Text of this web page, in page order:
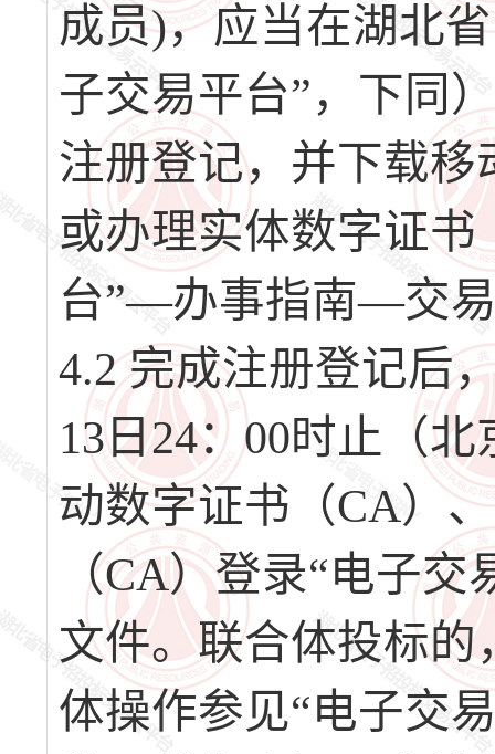
成员)，应当在湖北
子交易平台”，下同
注册登记，并下载
或办理实体数字证
台”—办事指南—交
4.2 完成注册登记后
13日24：00时止（
动数字证书（CA）
（CA）登录“电子
文件。联合体投标
体操作参见“电子交